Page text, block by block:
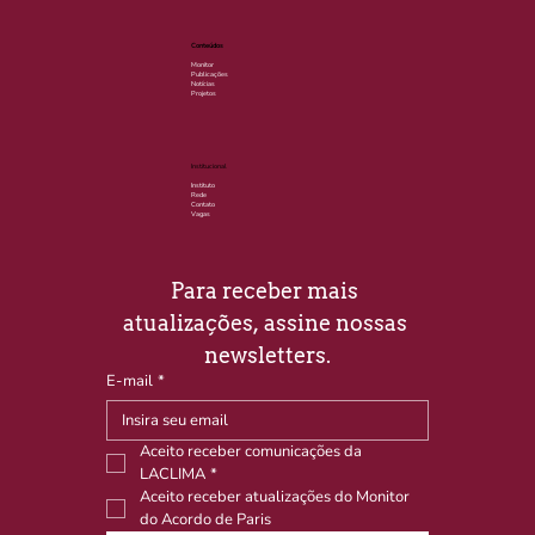
Conteúdos
Monitor
Publicações
Notícias
Projetos
Institucional
Instituto
Rede
Contato
Vagas
Para receber mais
atualizações, assine nossas
newsletters.
E-mail *
Aceito receber comunicações da
LACLIMA *
Aceito receber atualizações do Monitor
do Acordo de Paris